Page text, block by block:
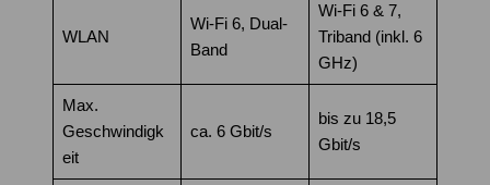
WLAN
Wi-Fi 6, Dual-
Band
Wi-Fi 6 & 7,
Triband (inkl. 6
GHz)
Max.
Geschwindigk
eit
ca. 6 Gbit/s
bis zu 18,5
Gbit/s